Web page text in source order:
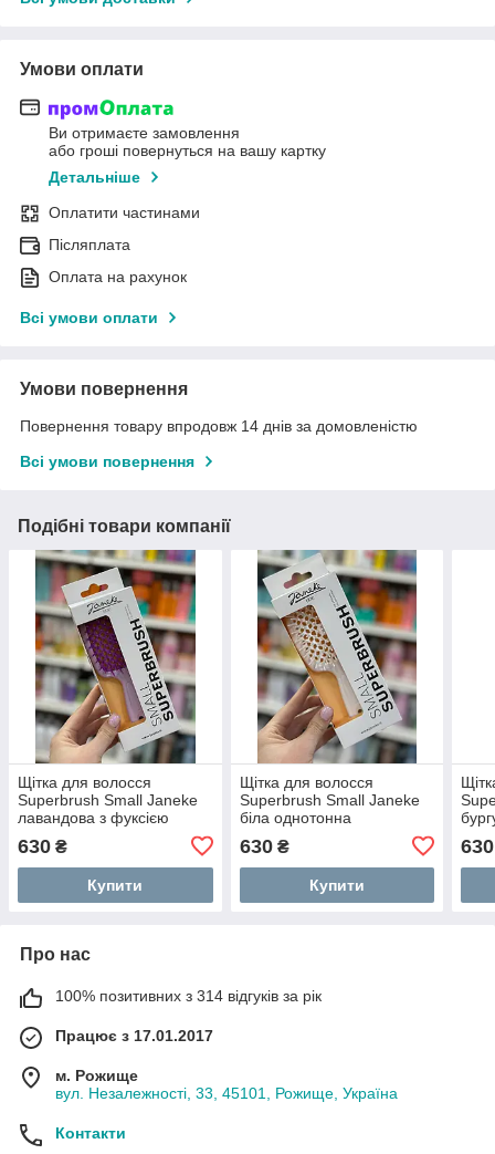
Умови оплати
Ви отримаєте замовлення
або гроші повернуться на вашу картку
Детальніше
Оплатити частинами
Післяплата
Оплата на рахунок
Всі умови оплати
Умови повернення
Повернення товару впродовж 14 днів за домовленістю
Всі умови повернення
Подібні товари компанії
Щітка для волосся
Superbrush Small Janeke
лавандова з фуксією
630 ₴
Купити
Щітка для волосся
Superbrush Small Janeke
біла однотонна
630₴
Купити
630
Про нас
100% позитивних з 314 відгуків за рік
Працює з 17.01.2017
м. Рожище
вул. Незалежності, 33, 45101, Рожище, Україна
Контакти